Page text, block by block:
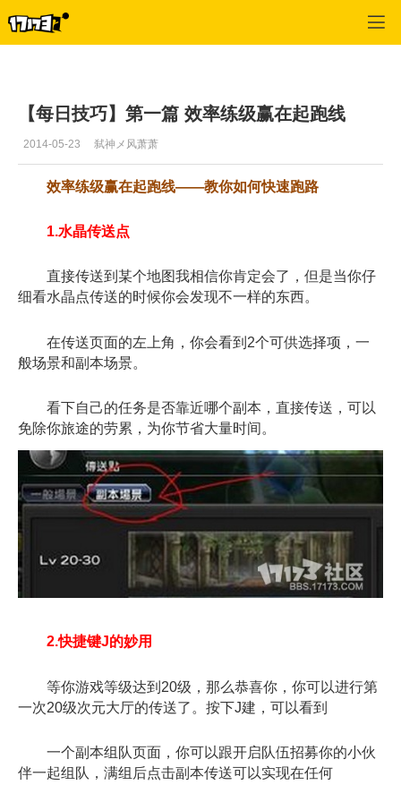
【每日技巧】第一篇 效率练级赢在起跑线
2014-05-23 弑神メ风萧萧
效率练级赢在起跑线——教你如何快速跑路
1.水晶传送点
直接传送到某个地图我相信你肯定会了，但是当你仔
细看水晶点传送的时候你会发现不一样的东西。
在传送页面的左上角，你会看到2个可供选择项，一
般场景和副本场景。
看下自己的任务是否靠近哪个副本，直接传送，可以
免除你旅途的劳累，为你节省大量时间。
2.快捷键J的妙用
等你游戏等级达到20级，那么恭喜你，你可以进行第
一次20级次元大厅的传送了。按下J建，可以看到
一个副本组队页面，你可以跟开启队伍招募你的小伙
伴一起组队，满组后点击副本传送可以实现在任何